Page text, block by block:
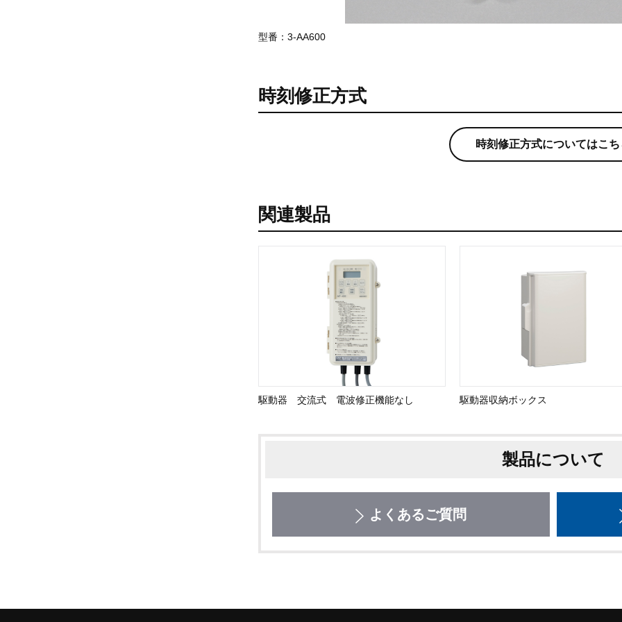
型番：3-AA600
時刻修正方式
時刻修正方式についてはこち
関連製品
駆動器 交流式 電波修正機能なし 駆動器収納ボックス
製品について
よくあるご質問